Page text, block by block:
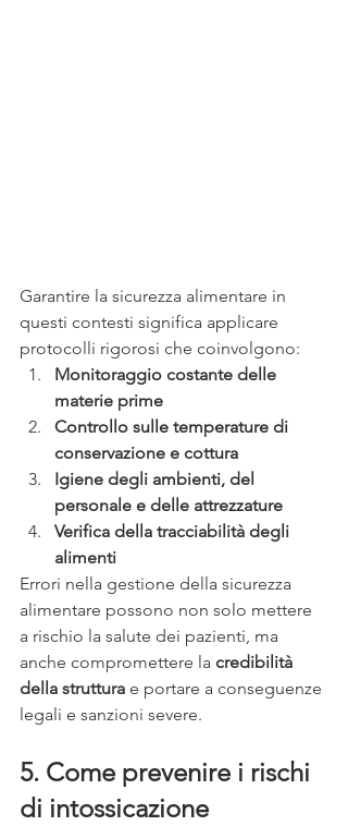
Garantire la sicurezza alimentare in
questi contesti significa applicare
protocolli rigorosi che coinvolgono:
Monitoraggio costante delle
materie prime
Controllo sulle temperature di
conservazione e cottura
Igiene degli ambienti, del
personale e delle attrezzature
Verifica della tracciabilità degli
alimenti
Errori nella gestione della sicurezza
alimentare possono non solo mettere
a rischio la salute dei pazienti, ma
anche compromettere la credibilità
della struttura e portare a conseguenze
legali e sanzioni severe.
5. Come prevenire i rischi
di intossicazione